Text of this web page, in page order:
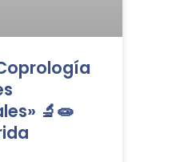
🔬🧫